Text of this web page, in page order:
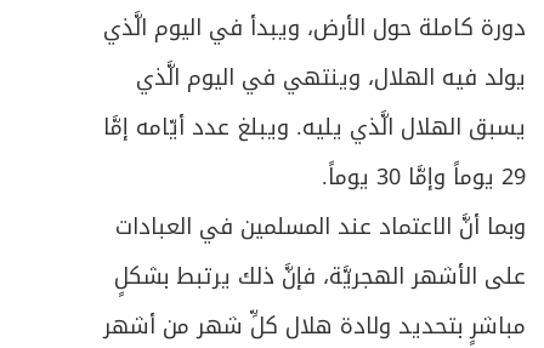
دورة كاملة حول الأرض، ويبدأ في اليوم الَّذي
يولد فيه الهلال، وينتهي في اليوم الَّذي
يسبق الهلال الَّذي يليه. ويبلغ عدد أيّامه إمَّا
29 يوماً وإمَّا 30 يوماً.
وبما أنَّ الاعتماد عند المسلمين في العبادات
على الأشهر الهجريَّة، فإنَّ ذلك يرتبط بشكلٍ
مباشرٍ بتحديد ولادة هلال كلِّ شهر من أشهر